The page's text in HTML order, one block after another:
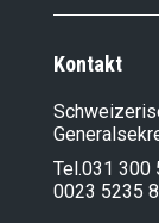
Kontakt
Tel.031 300
0023 5235